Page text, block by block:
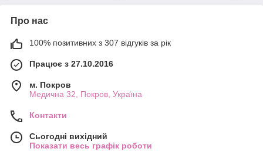
Про нас
100% позитивних з 307 відгуків за рік
Працює з 27.10.2016
м. Покров
Медична 32, Покров, Україна
Контакти
Сьогодні вихідний
Показати весь графік роботи